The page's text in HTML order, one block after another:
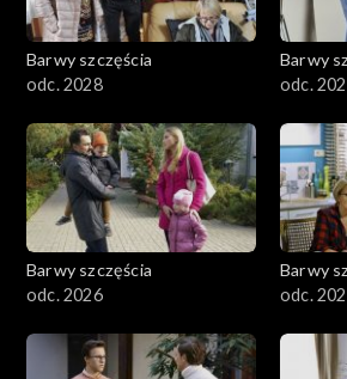
Barwy szczęścia
odc. 2028
Barwy
odc.
Barwy szczęścia
odc. 2026
Barwy
odc.